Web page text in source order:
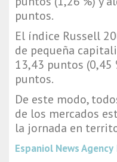
puntos.
El índice Russell
de pequeña
13,43 puntos (0,45
puntos.
De este modo,
de los mercados
la jornada en
Espaniol News Agency